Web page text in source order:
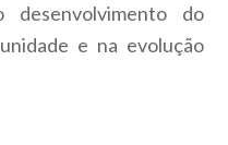
do
e na evolução